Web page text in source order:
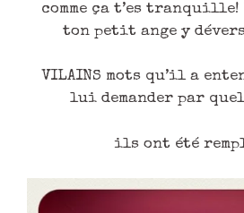
comme ça t’es tranquille!
ton petit ange y
VILAINS mots qu’il a
lui demander par
ils ont été